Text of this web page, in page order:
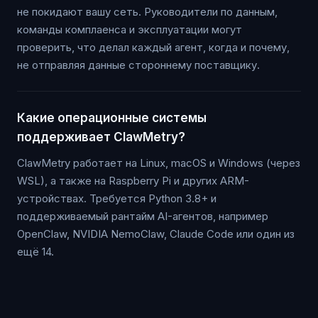
не покидают вашу сеть. Руководители по данным,
команды комплаенса и эксплуатации могут
проверить, что делал каждый агент, когда и почему,
не отправляя данные стороннему поставщику.
Какие операционные системы
поддерживает ClawMetry?
ClawMetry работает на Linux, macOS и Windows (через
WSL), а также на Raspberry Pi и других ARM-
устройствах. Требуется Python 3.8+ и
поддерживаемый рантайм AI-агентов, например
OpenClaw, NVIDIA NemoClaw, Claude Code или один из
ещё 14.